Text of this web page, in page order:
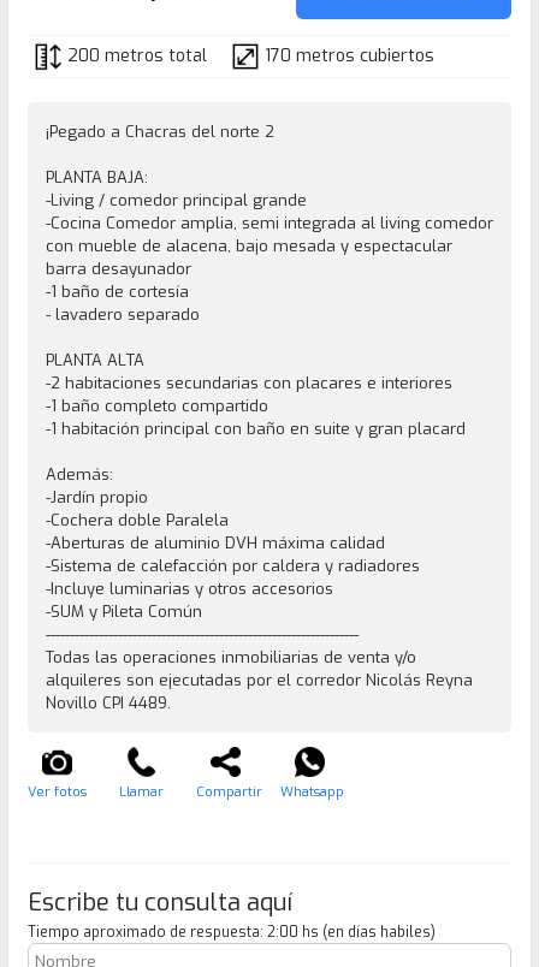
200 metros total 170 metros cubiertos
¡Pegado a Chacras del norte 2
PLANTA BAJA:
-Living / comedor principal grande
-Cocina Comedor amplia, semi integrada al living comedor
con mueble de alacena, bajo mesada y espectacular
barra desayunador
-1 baño de cortesía
- lavadero separado
PLANTA ALTA
-2 habitaciones secundarias con placares e interiores
-1 baño completo compartido
-1 habitación principal con baño en suite y gran placard
Además:
-Jardín propio
-Cochera doble Paralela
-Aberturas de aluminio DVH máxima calidad
-Sistema de calefacción por caldera y radiadores
-Incluye luminarias y otros accesorios
-SUM y Pileta Común
-----------------------------------------------------------------
Todas las operaciones inmobiliarias de venta y/o
alquileres son ejecutadas por el corredor Nicolás Reyna
Novillo CPI 4489.
Ver fotos Llamar Compartir Whatsapp
Escribe tu consulta aquí
Tiempo aproximado de respuesta: 2:00 hs (en días habiles)